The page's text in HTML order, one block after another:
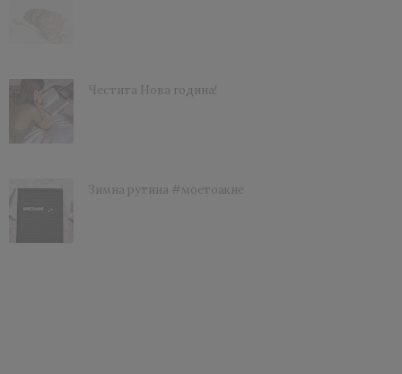
Честита Нова година!
Зимна рутина #моетоакне